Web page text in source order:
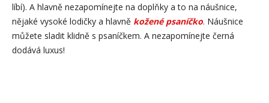
líbí). A hlavně nezapomínejte na doplňky a to na náušnice,
nějaké vysoké lodičky a hlavně kožené psaníčko. Náušnice
můžete sladit klidně s psaníčkem. A nezapomínejte černá
dodává luxus!